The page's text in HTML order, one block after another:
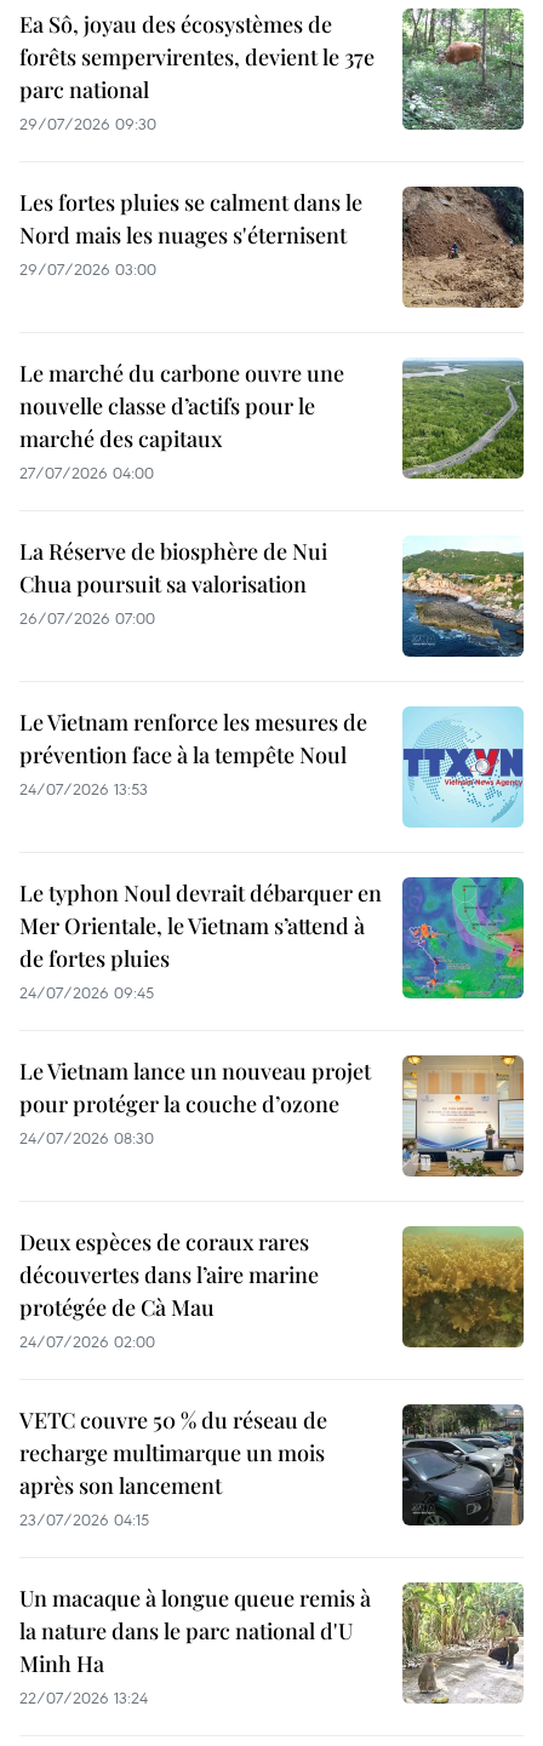
Ea Sô, joyau des écosystèmes de
forêts sempervirentes, devient le 37e
parc national
29/07/2026 09:30
Les fortes pluies se calment dans le
Nord mais les nuages s'éternisent
29/07/2026 03:00
Le marché du carbone ouvre une
nouvelle classe d’actifs pour le
marché des capitaux
27/07/2026 04:00
La Réserve de biosphère de Nui
Chua poursuit sa valorisation
26/07/2026 07:00
Le Vietnam renforce les mesures de
prévention face à la tempête Noul
24/07/2026 13:53
Le typhon Noul devrait débarquer en
Mer Orientale, le Vietnam s’attend à
de fortes pluies
24/07/2026 09:45
Le Vietnam lance un nouveau projet
pour protéger la couche d’ozone
24/07/2026 08:30
Deux espèces de coraux rares
découvertes dans l’aire marine
protégée de Cà Mau
24/07/2026 02:00
VETC couvre 50 % du réseau de
recharge multimarque un mois
après son lancement
23/07/2026 04:15
Un macaque à longue queue remis à
la nature dans le parc national d'U
Minh Ha
22/07/2026 13:24